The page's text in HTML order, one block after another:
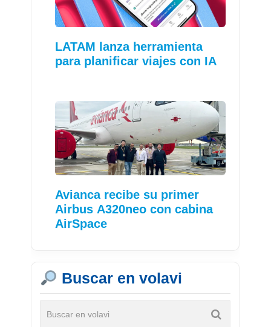
LATAM lanza herramienta
para planificar viajes con IA
Avianca recibe su primer
Airbus A320neo con cabina
AirSpace
Buscar en volavi